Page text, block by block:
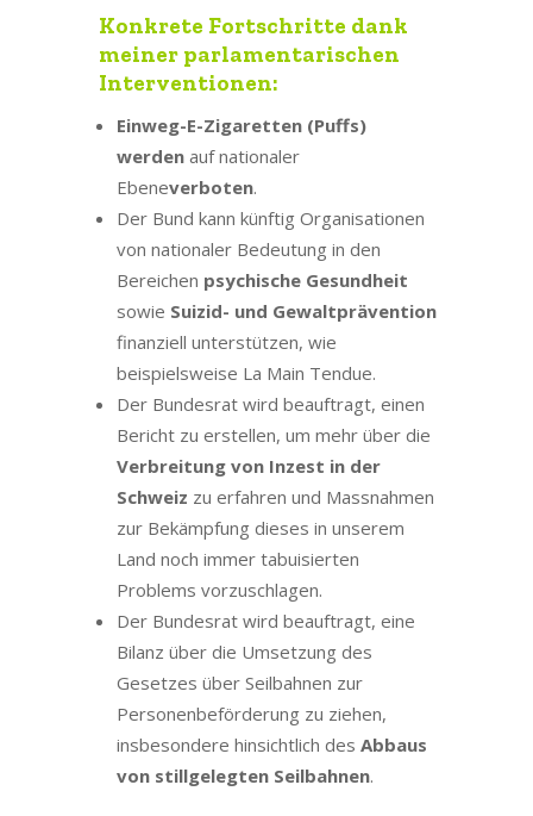
Konkrete Fortschritte dank
meiner parlamentarischen
Interventionen:
Einweg-E-Zigaretten (Puffs)
werdenauf nationaler
Ebeneverboten.
Der Bund kann künftig Organisationen
von nationaler Bedeutung in den
Bereichen psychische Gesundheit
sowie Suizid- und Gewaltprävention
finanziell unterstützen, wie
beispielsweise La Main Tendue.
Der Bundesrat wird beauftragt, einen
Bericht zu erstellen, um mehr über die
Verbreitung von Inzest in der
Schweiz zu erfahren und Massnahmen
zur Bekämpfung dieses in unserem
Land noch immer tabuisierten
Problems vorzuschlagen.
Der Bundesrat wird beauftragt, eine
Bilanz über die Umsetzung des
Gesetzes über Seilbahnen zur
Personenbeförderung zu ziehen,
insbesondere hinsichtlich des Abbaus
von stillgelegten Seilbahnen.